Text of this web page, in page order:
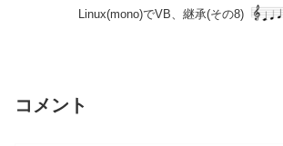
Linux(mono)でVB、継承(その8)
コメント